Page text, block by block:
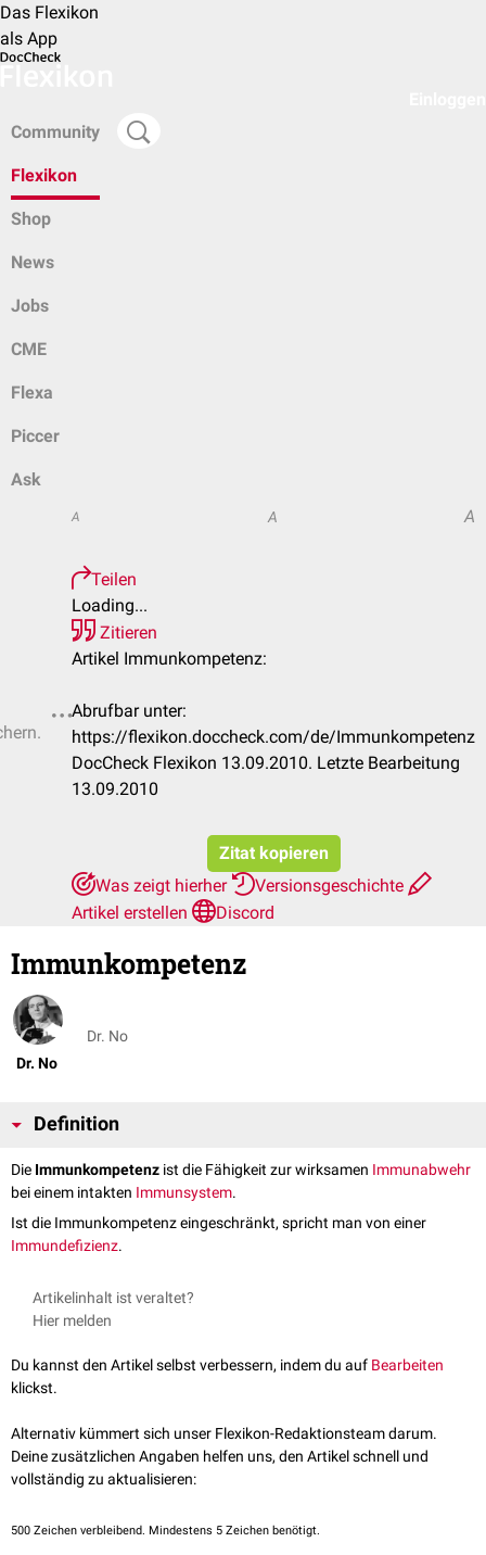
Das Flexikon
als App
Community
Flexikon
Shop
News
Jobs
CME
Flexa
Piccer
Ask
A A A
Teilen
Loading...
Zitieren
Artikel Immunkompetenz:
Abrufbar unter:
https://flexikon.doccheck.com/de/Immunkompetenz
DocCheck Flexikon 13.09.2010. Letzte Bearbeitung
13.09.2010
Zitat kopieren
Was zeigt hierher
Versionsgeschichte
Artikel erstellen
Discord
Immunkompetenz
Dr. No
Dr. No
Definition
Die Immunkompetenz ist die Fähigkeit zur wirksamen Immunabwehr
bei einem intakten Immunsystem.
Ist die Immunkompetenz eingeschränkt, spricht man von einer
Immundefizienz.
Artikelinhalt ist veraltet?
Hier melden
Du kannst den Artikel selbst verbessern, indem du auf Bearbeiten
klickst.
Alternativ kümmert sich unser Flexikon-Redaktionsteam darum.
Deine zusätzlichen Angaben helfen uns, den Artikel schnell und
vollständig zu aktualisieren:
500 Zeichen verbleibend. Mindestens 5 Zeichen benötigt.